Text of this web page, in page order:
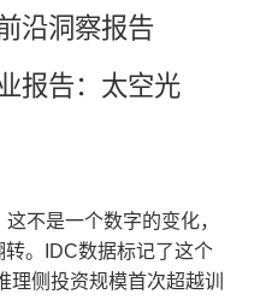
沿洞察报告
报告：太空光
不是一个数字的变化，
。IDC数据标记了这个
侧投资规模首次超越训